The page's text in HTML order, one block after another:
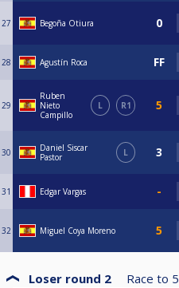
27 Begoña Otiura
28 Agustín Roca
29
Ruben
Nieto
Campillo
L R1
30
Daniel Siscar
Pastor
L
31 Edgar Vargas
32 Miguel Coya Moreno
Loser round 2 Race to 5